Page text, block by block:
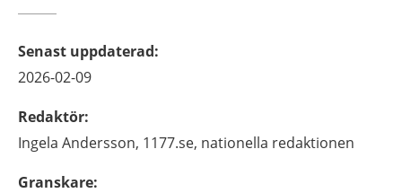
Senast uppdaterad:
2026-02-09
Redaktör:
Ingela Andersson, 1177.se, nationella redaktionen
Granskare: